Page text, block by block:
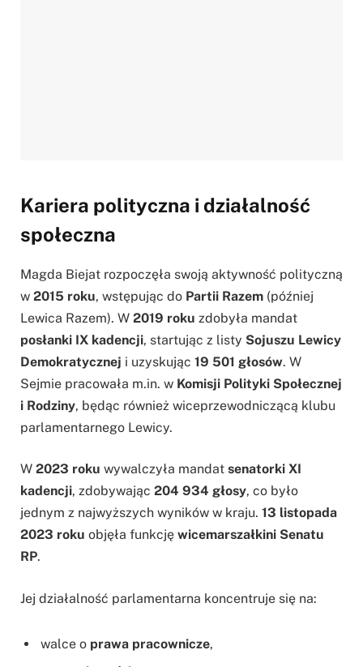
Kariera polityczna i działalność
społeczna
Magda Biejat rozpoczęła swoją aktywność polityczną
w 2015 roku, wstępując do Partii Razem (później
Lewica Razem). W 2019 roku zdobyła mandat
posłanki IX kadencji, startując z listy Sojuszu Lewicy
Demokratycznej i uzyskując 19 501 głosów. W
Sejmie pracowała m.in. w Komisji Polityki Społecznej
i Rodziny, będąc również wiceprzewodniczącą klubu
parlamentarnego Lewicy.
W 2023 roku wywalczyła mandat senatorki XI
kadencji, zdobywając 204 934 głosy, co było
jednym z najwyższych wyników w kraju. 13 listopada
2023 roku objęła funkcję wicemarszałkini Senatu
RP.
Jej działalność parlamentarna koncentruje się na:
walce o prawa pracownicze,